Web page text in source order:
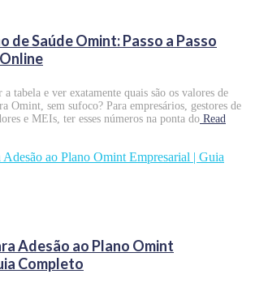
de Saúde Omint: Passo a Passo
tabela e ver exatamente quais são os valores de
Omint, sem sufoco? Para empresários, gestores de
e MEIs, ter esses números na ponta do Read
Adesão ao Plano Omint
Completo